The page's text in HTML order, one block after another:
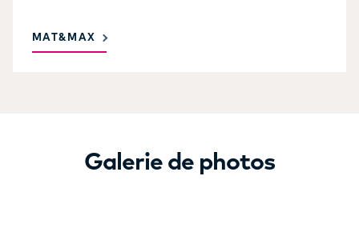
MAT&MAX
Galerie de photos